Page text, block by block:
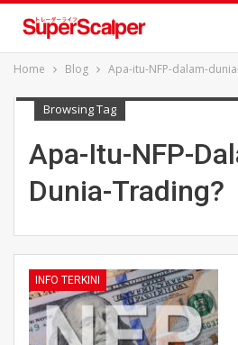
Home Blog Apa-itu-NFP-dalam-
Browsing Tag
Apa-Itu-NFP-
Dunia-Trading?
INFO TERKINI